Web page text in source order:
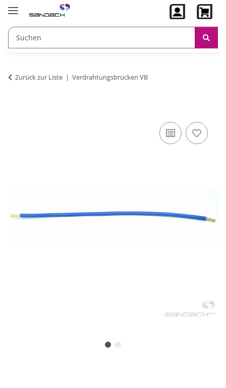
Zurück zur Liste Verdrahtungsbrücken VB